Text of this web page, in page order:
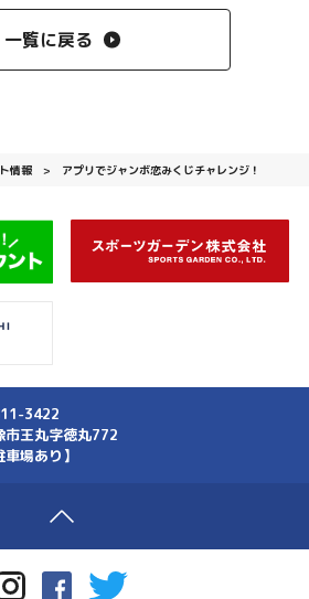
一覧に戻る
情報 アプリでジャンボ恋みくじチャレンジ！
3422
市王丸字徳丸772
車場あり】